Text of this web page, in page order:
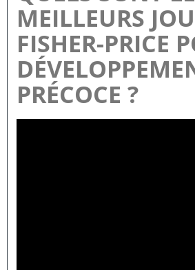
MEILLEURS
FISHER-PRICE
PRÉCOCE ?